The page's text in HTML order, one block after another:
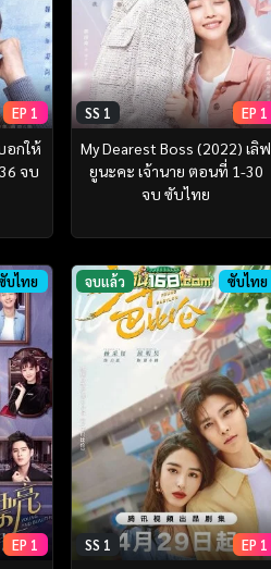
EP 1
อกให้
จบ
SS 1 EP 1
My Dearest Boss (2022) เลิฟ
ยูนะคะ เจ้านาย ตอนที่ 1-30
จบ ซับไทย
บไทย
EP 1
จบแล้ว ซับไทย
SS 1 EP 1